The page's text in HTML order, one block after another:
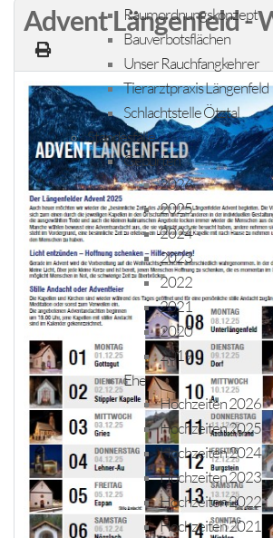
Raumordnungskonzept
Bauverbotsflächen
Unser Rauchfangkehrer
Tierarztpraxis Längenfeld
Schlachtstelle Ötztal
Standesfälle
Geburten
2026
2025
2024
2023
2022
2021
2020
2019
Ehe
Hochzeiten 2026
Hochzeiten 2025
Hochzeiten 2024
Hochzeiten 2023
Hochzeiten 2022
Hochzeiten 2021
Advent Längenfeld -